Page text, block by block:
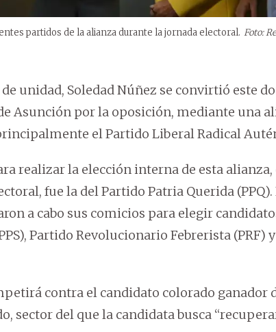
partidos de la alianza durante la jornada electoral. Foto:
unidad, Soledad Núñez se convirtió este
Asunción por la oposición, mediante una
el Partido Liberal Radical
realizar la elección interna de esta
fue la del Partido Patria Querida
a cabo sus comicios para elegir
Partido Revolucionario Febrerista
contra el candidato colorado ganador
sector del que la candidata busca